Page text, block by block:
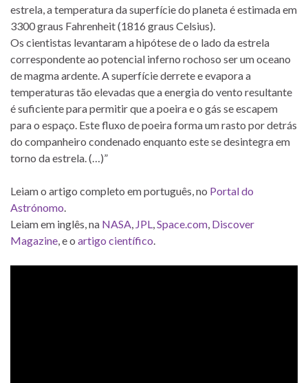
estrela, a temperatura da superfície do planeta é estimada em
3300 graus Fahrenheit (1816 graus Celsius).
Os cientistas levantaram a hipótese de o lado da estrela
correspondente ao potencial inferno rochoso ser um oceano
de magma ardente. A superfície derrete e evapora a
temperaturas tão elevadas que a energia do vento resultante
é suficiente para permitir que a poeira e o gás se escapem
para o espaço. Este fluxo de poeira forma um rasto por detrás
do companheiro condenado enquanto este se desintegra em
torno da estrela. (…)”
Leiam o artigo completo em português, no Portal do
Astrónomo
Leiam em inglês, na NASA JPL Space.com Discover
Magazine , e o artigo científico